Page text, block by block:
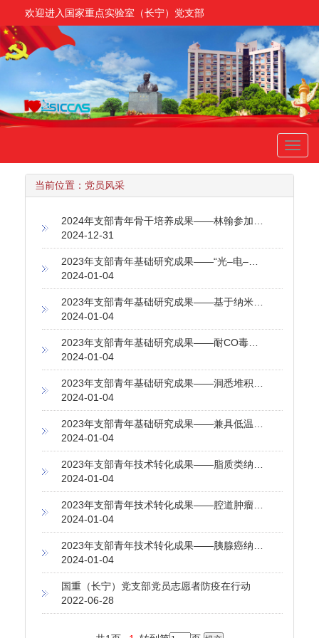
欢迎进入国家重点实验室（长宁）党支部
当前位置： 党员风采
2024年支部青年骨干培养成果——林翰参加上海市科技青年英才培训班
2024-12-31
2023年支部青年基础研究成果——“光–电–电化学”高效协同：准固态太阳能转换与存储
2024-01-04
2023年支部青年基础研究成果——基于纳米药物离子交换反应的关节炎抗氧化治疗
2024-01-04
2023年支部青年基础研究成果——耐CO毒化的高效氢氧化催化剂设计及批量化制备
2024-01-04
2023年支部青年基础研究成果——洞悉堆积致密程度对电化学储能材料性能的影响规律
2024-01-04
2023年支部青年基础研究成果——兼具低温高压高稳定高倍率的钴酸锂正极
2024-01-04
2023年支部青年技术转化成果——脂质类纳米药物智能合成仪和微反应器核心组件开发
2024-01-04
2023年支部青年技术转化成果——腔道肿瘤解聚治疗
2024-01-04
2023年支部青年技术转化成果——胰腺癌纳米液体活检试剂盒研发
2024-01-04
国重（长宁）党支部党员志愿者防疫在行动
2022-06-28